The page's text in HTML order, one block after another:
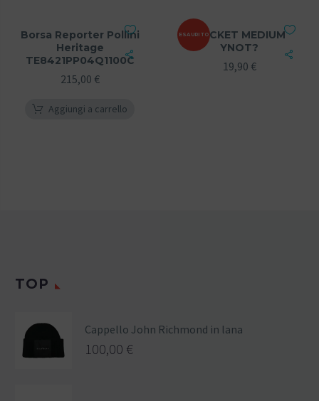
Borsa Reporter Pollini
Heritage
TE8421PP04Q1100C
215,00 €
Aggiungi a carrello
ESAURITOPOCKET MEDIUM
YNOT?
19,90 €
TOP
Cappello John Richmond in lana
100,00 €